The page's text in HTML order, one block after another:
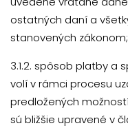
ostatných daní a
stanovených zákonom;
3.1.2. spôsob platby a
volí v rámci procesu
predložených
sú bližšie upravené v